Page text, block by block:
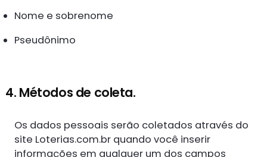
Nome e sobrenome
Pseudônimo
4. Métodos de coleta.
Os dados pessoais serão coletados através do
site Loterias.com.br quando você inserir
informações em qualquer um dos campos